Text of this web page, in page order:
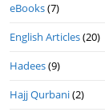
eBooks(7)
English Articles(20)
Hadees(9)
Hajj Qurbani(2)